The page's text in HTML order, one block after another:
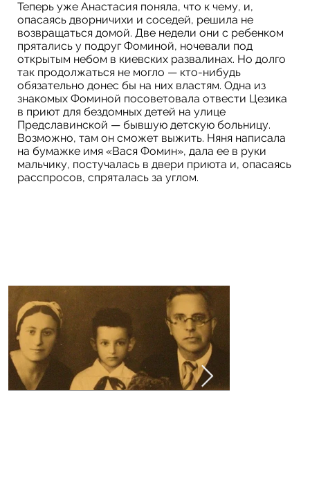
Теперь уже Анастасия поняла, что к чему, и,
опасаясь дворничихи и соседей, решила не
возвращаться домой. Две недели они с ребенком
прятались у подруг Фоминой, ночевали под
открытым небом в киевских развалинах. Но долго
так продолжаться не могло — кто-нибудь
обязательно донес бы на них властям. Одна из
знакомых Фоминой посоветовала отвести Цезика
в приют для бездомных детей на улице
Предславинской — бывшую детскую больницу.
Возможно, там он сможет выжить. Няня написала
на бумажке имя «Вася Фомин», дала ее в руки
мальчику, постучалась в двери приюта и, опасаясь
расспросов, спряталась за углом.